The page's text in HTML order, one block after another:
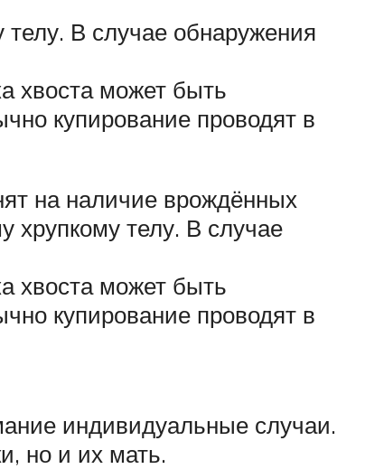
В случае обнаружения
хвоста может быть
купирование проводят в
на наличие врождённых
хрупкому телу. В случае
хвоста может быть
купирование проводят в
индивидуальные случаи.
но и их мать.